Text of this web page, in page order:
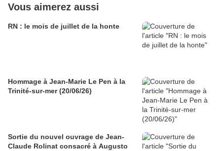
Vous aimerez aussi
RN : le mois de juillet de la honte
Hommage à Jean-Marie Le Pen à la
Trinité-sur-mer (20/06/26)
Sortie du nouvel ouvrage de Jean-
Claude Rolinat consacré à Augusto